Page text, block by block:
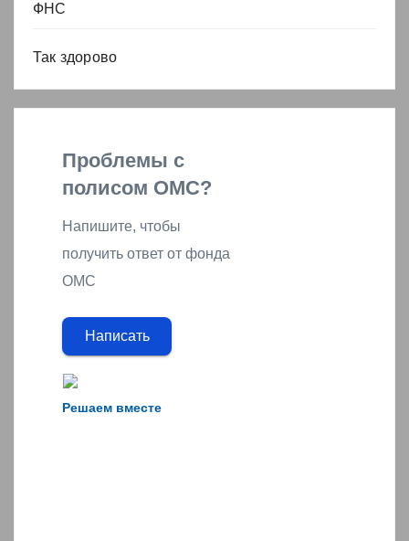
ФНС
Так здорово
Решаем вместе
Проблемы с
полисом ОМС?
Напишите, чтобы
получить ответ от фонда
ОМС
Написать